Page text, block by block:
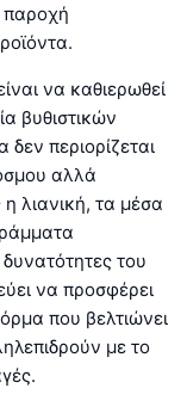
παροχή
να καθιερωθεί
βυθιστικών
περιορίζεται
αλλά
λιανική, τα μέσα
του
να προσφέρει
που βελτιώνει
με το